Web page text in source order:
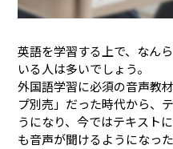
英語を学習する上で、なん
いる人は多いでしょう。
外国語学習に必須の音声教
プ別売」だった時代から、
うになり、今ではテキスト
も音声が聞けるようになっ